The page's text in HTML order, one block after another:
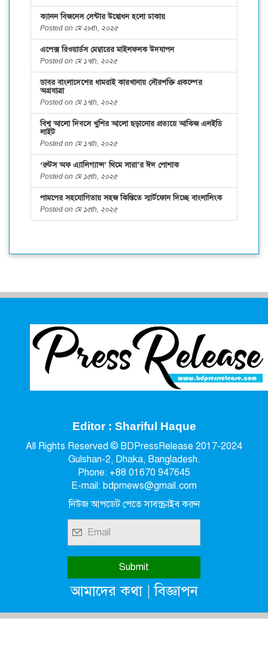
ক্যানন বিজনেস সেন্টার উদ্বোধন হলো ঢাকায়
Posted on মে ২৮th, ২০২৫
এপেক্স রিওয়ার্ডস মেম্বারের মাইলফলক উদযাপন
Posted on মে ১৭th, ২০২৫
ডাবর বাংলাদেশের ধামরাই কারখানায় সৌরশক্তি প্রকল্পের
অগ্রযাত্রা
Posted on মে ১৭th, ২০২৫
বিশ্ব আলো দিবসে খুশির আলো ছড়ানোর প্রত্যয়ে আকিজ এলইডি
লাইট
Posted on মে ১৭th, ২০২৫
‘রুটস অফ এ্যালিগ্যান্স’ থিমে সারা’র ঈদ পোশাক
Posted on মে ১৫th, ২০২৫
পামপের সহযোগিতায় সহজ কিস্তিতে স্মার্টফোন দিচ্ছে বাংলালিংক
Posted on মে ১৫th, ২০২৫
Editor : Shariful Haque
All Rights Reserved © BDPressRelease 2017-2024
Gulshan-2, Dhaka, Bangladesh.
Phone: +88 01670 947645
E-mail: bdprnews@gmail.com
নিউজ আপডেট পেতে সাবস্ক্রাইব করুন
আমাদের কথা|বিজ্ঞাপন